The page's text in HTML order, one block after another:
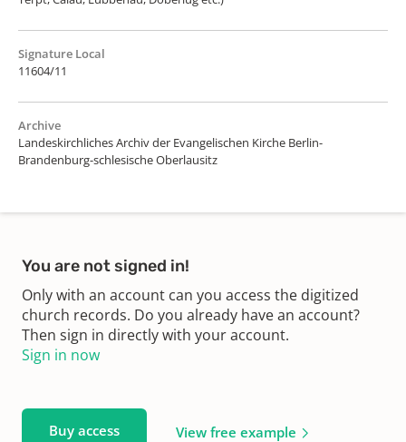
Signature Local
11604/11
Archive
Landeskirchliches Archiv der Evangelischen Kirche Berlin-
Brandenburg-schlesische Oberlausitz
You are not signed in!
Only with an account can you access the digitized
church records. Do you already have an account?
Then sign in directly with your account.
Sign in now
Buy access View free example